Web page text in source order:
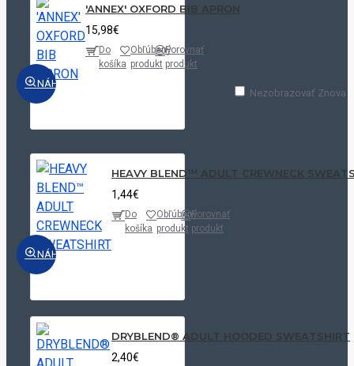
Nezobrazovať Znova
NÁHĽAD
'ANNEX' OXFORD BIB APRON
15,98€
Do
košíka
Obľúbený
produkt
Porovnať
produkt
NÁHĽAD
HEAVY BLEND™ ADULT CREWNECK
1,44€
Do
košíka
Obľúbený
produkt
Porovnať
produkt
DRYBLEND® ADULT HOODED SWEATSHIRT
2,40€